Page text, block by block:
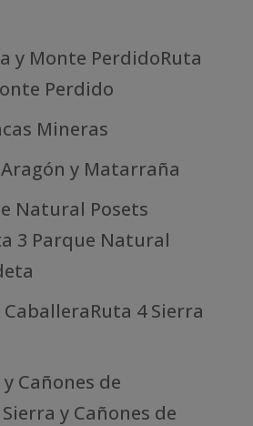
y Monte PerdidoRuta
Perdido
Mineras
y Matarraña
Natural Posets
3 Parque Natural
4 Sierra
Cañones de
y Cañones de